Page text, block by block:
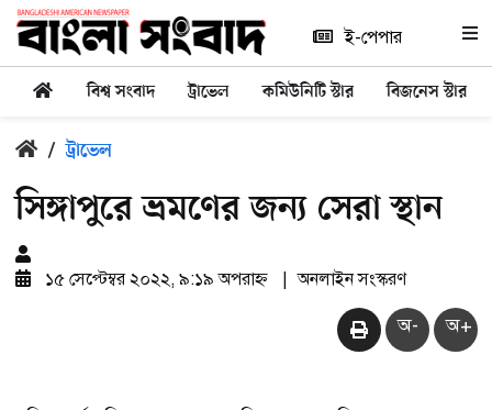
ই-পেপার
বিশ্ব সংবাদ ট্রাভেল কমিউনিটি স্টার বিজনেস স্টার
/ ট্রাভেল
সিঙ্গাপুরে ভ্রমণের জন্য সেরা স্থান
১৫ সেপ্টেম্বর ২০২২, ৯:১৯ অপরাহ্ন অনলাইন সংস্করণ
অ- অ+